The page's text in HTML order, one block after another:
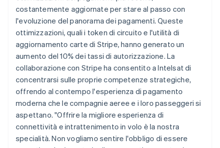
costantemente aggiornate per stare al passo con
l'evoluzione del panorama dei pagamenti. Queste
ottimizzazioni, quali i token di circuito e l'utilità di
aggiornamento carte di Stripe, hanno generato un
aumento del 10% dei tassi di autorizzazione. La
collaborazione con Stripe ha consentito a Intelsat di
concentrarsi sulle proprie competenze strategiche,
offrendo al contempo l'esperienza di pagamento
moderna che le compagnie aeree e i loro passeggeri si
aspettano. "Offrire la migliore esperienza di
connettività e intrattenimento in volo è la nostra
specialità. Non vogliamo sentire l'obbligo di essere